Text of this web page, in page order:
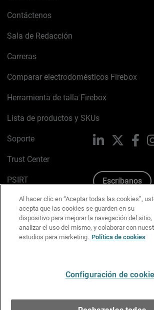
Contáctenos
Sala de Redacción
Carreras
Comparar electrodomésticos Firebox
Herramienta de talla Firebox
Lista de productos y SKUs
Soporte
Trust Center
PSIRT
Política de cookies
Política de privacidad
Kit de medios y marca
LinkedIn
Escríbanos
Al hacer clic en “Aceptar todas las cookies”,
acepta que las cookies se guarden en su
dispositivo para mejorar la navegación del sitio,
analizar el uso del mismo, y colaborar con
estudios para marketing. Política de cookies
Configuración de